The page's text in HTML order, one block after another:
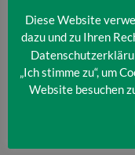
Unsere Gäste
Diese Website
dazu und zu Ihren
„Ich stimme zu“, um
Website besuchen